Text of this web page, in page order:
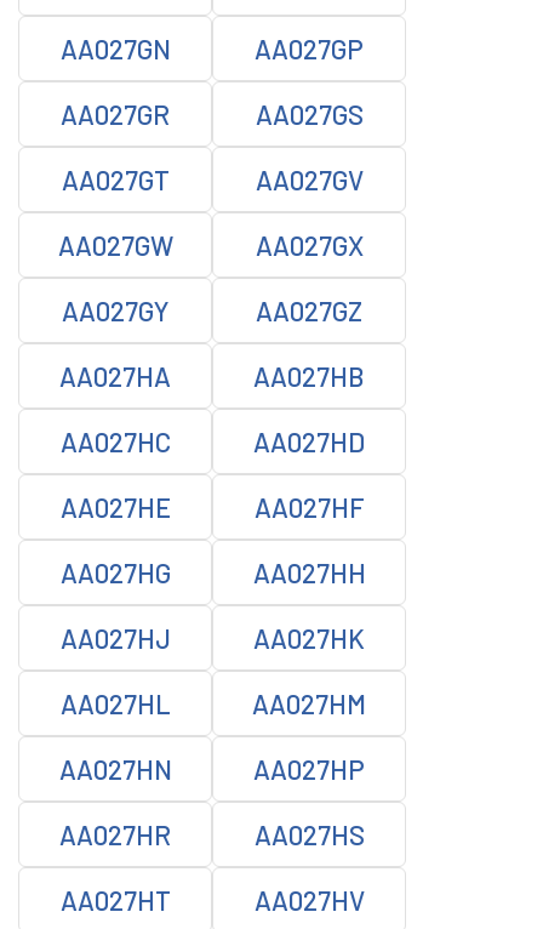
AA027GN AA027GP
AA027GR AA027GS
AA027GT AA027GV
AA027GW AA027GX
AA027GY AA027GZ
AA027HA AA027HB
AA027HC AA027HD
AA027HE AA027HF
AA027HG AA027HH
AA027HJ AA027HK
AA027HL AA027HM
AA027HN AA027HP
AA027HR AA027HS
AA027HT AA027HV